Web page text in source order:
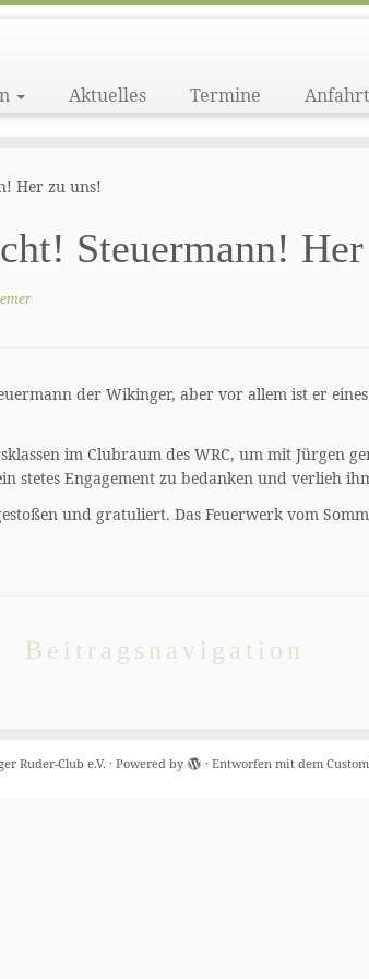
Aktuelles Termine Anfahrt
Her zu uns!
Steuermann!
der Wikinger, aber vor allem ist er
im Clubraum des WRC, um mit Jürgen
stetes Engagement zu bedanken und verlieh
und gratuliert. Das Feuerwerk vom
Beitragsnavigation
Ruder-Club e.V. · Powered by · Entworfen mit dem